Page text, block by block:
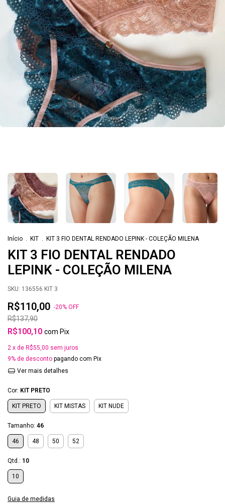
Início . KIT . KIT 3 FIO DENTAL RENDADO LEPINK - COLEÇÃO MILENA
KIT 3 FIO DENTAL RENDADO
LEPINK - COLEÇÃO MILENA
SKU: 136556 KIT 3
R$110,00 -20% OFF
R$137,90
R$100,10 com Pix
2 x de R$55,00 sem juros
9% de desconto pagando com Pix
Ver mais detalhes
Cor: KIT PRETO
KIT PRETO KIT MISTAS KIT NUDE
Tamanho: 46
46 48 50 52
Qtd.: 10
10
Guia de medidas